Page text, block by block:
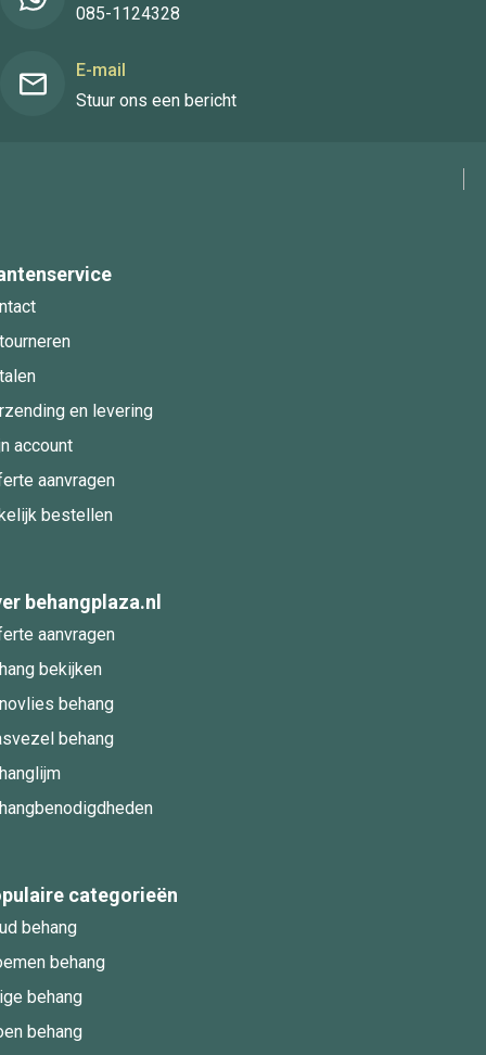
085-1124328
E-mail
Stuur ons een bericht
en levering
account
aanvragen
bestellen
behangplaza.nl
aanvragen
bekijken
behang
behang
categorieën
behang
behang
behang
behang